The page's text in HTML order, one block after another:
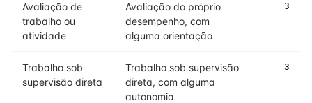
Avaliação de
trabalho ou
atividade
Avaliação do próprio
desempenho, com
alguma orientação
3
Trabalho sob
supervisão direta
Trabalho sob supervisão
direta, com alguma
autonomia
3